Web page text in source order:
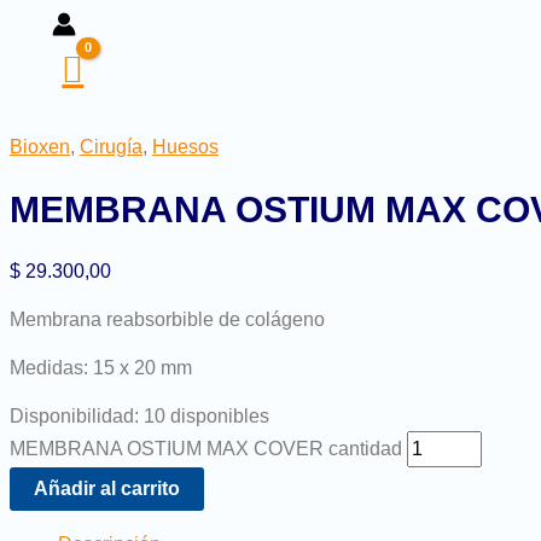
Bioxen, Cirugía, Huesos
MEMBRANA OSTIUM MAX
$ 29.300,00
Membrana reabsorbible de colágeno
Medidas: 15 x 20 mm
Disponibilidad: 10 disponibles
MEMBRANA OSTIUM MAX COVER cantidad
Añadir al carrito